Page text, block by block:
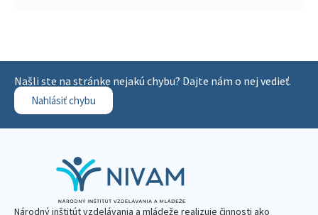
Našli ste na stránke nejakú chybu? Dajte nám o nej vedieť.
Nahlásiť chybu
Národný inštitút vzdelávania a mládeže realizuje činnosti ako